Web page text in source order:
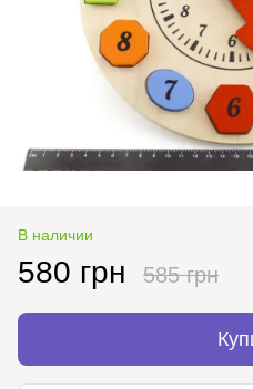
В наличии
580 грн 585 грн